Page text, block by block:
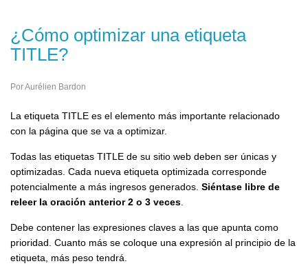
¿Cómo optimizar una etiqueta
TITLE?
Por Aurélien Bardon
La etiqueta TITLE es el elemento más importante relacionado
con la página que se va a optimizar.
Todas las etiquetas TITLE de su sitio web deben ser únicas y
optimizadas. Cada nueva etiqueta optimizada corresponde
potencialmente a más ingresos generados. Siéntase libre de
releer la oración anterior 2 o 3 veces
Debe contener las expresiones claves a las que apunta como
prioridad. Cuanto más se coloque una expresión al principio de la
etiqueta, más peso tendrá.